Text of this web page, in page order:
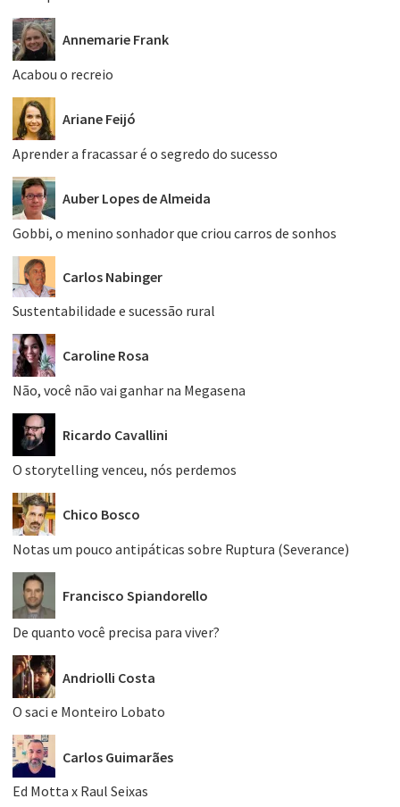
Annemarie Frank
Acabou o recreio
Ariane Feijó
Aprender a fracassar é o segredo do sucesso
Auber Lopes de Almeida
Gobbi, o menino sonhador que criou carros de sonhos
Carlos Nabinger
Sustentabilidade e sucessão rural
Caroline Rosa
Não, você não vai ganhar na Megasena
Ricardo Cavallini
O storytelling venceu, nós perdemos
Chico Bosco
Notas um pouco antipáticas sobre Ruptura (Severance)
Francisco Spiandorello
De quanto você precisa para viver?
Andriolli Costa
O saci e Monteiro Lobato
Carlos Guimarães
Ed Motta x Raul Seixas